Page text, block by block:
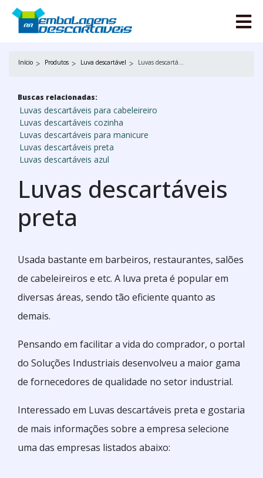
Início Produtos Luva descartável Luvas descartáveis preta
Buscas relacionadas:
Luvas descartáveis para cabeleireiro
Luvas descartáveis cozinha
Luvas descartáveis para manicure
Luvas descartáveis preta
Luvas descartáveis azul
Luvas descartáveis
preta
Usada bastante em barbeiros, restaurantes, salões
de cabeleireiros e etc. A luva preta é popular em
diversas áreas, sendo tão eficiente quanto as
demais.
Pensando em facilitar a vida do comprador, o portal
do Soluções Industriais desenvolveu a maior gama
de fornecedores de qualidade no setor industrial.
Interessado em Luvas descartáveis preta e gostaria
de mais informações sobre a empresa selecione
uma das empresas listados abaixo: